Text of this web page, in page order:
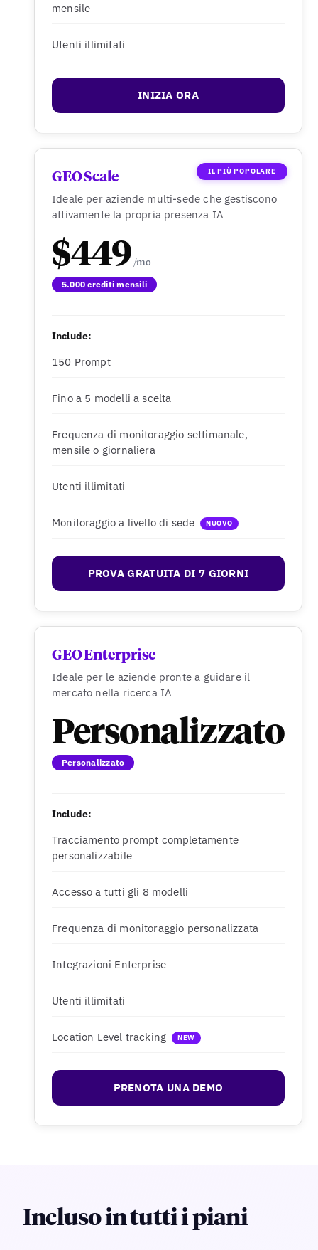
mensile
Utenti illimitati
INIZIA ORA
IL PIÙ POPOLARE
GEO Scale
Ideale per aziende multi-sede che gestiscono
attivamente la propria presenza IA
$449
5.000 crediti mensili
Include:
150 Prompt
Fino a 5 modelli a scelta
Frequenza di monitoraggio settimanale,
mensile o giornaliera
Utenti illimitati
Monitoraggio a livello di sede NUOVO
PROVA GRATUITA DI 7 GIORNI
GEO Enterprise
Ideale per le aziende pronte a guidare il
mercato nella ricerca IA
Personalizzato
Personalizzato
Include:
Tracciamento prompt completamente
personalizzabile
Accesso a tutti gli 8 modelli
Frequenza di monitoraggio personalizzata
Integrazioni Enterprise
Utenti illimitati
Location Level tracking NEW
PRENOTA UNA DEMO
Incluso in tutti i piani